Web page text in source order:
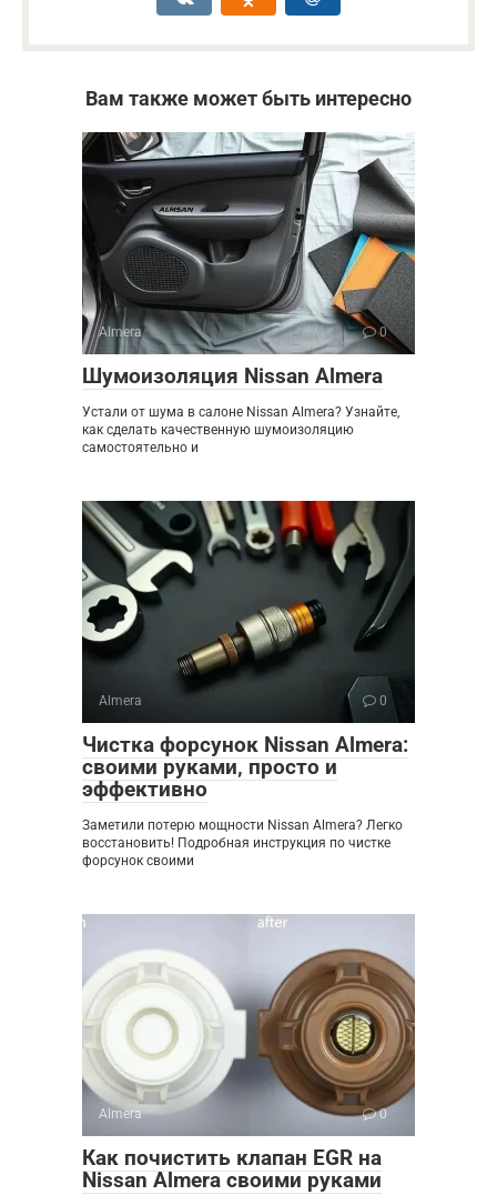
Вам также может быть интересно
Almera 0
Шумоизоляция Nissan Almera
Устали от шума в салоне Nissan Almera? Узнайте,
как сделать качественную шумоизоляцию
самостоятельно и
Almera 0
Чистка форсунок Nissan Almera:
своими руками‚ просто и
эффективно
Заметили потерю мощности Nissan Almera? Легко
восстановить! Подробная инструкция по чистке
форсунок своими
Almera 0
Как почистить клапан EGR на
Nissan Almera своими руками